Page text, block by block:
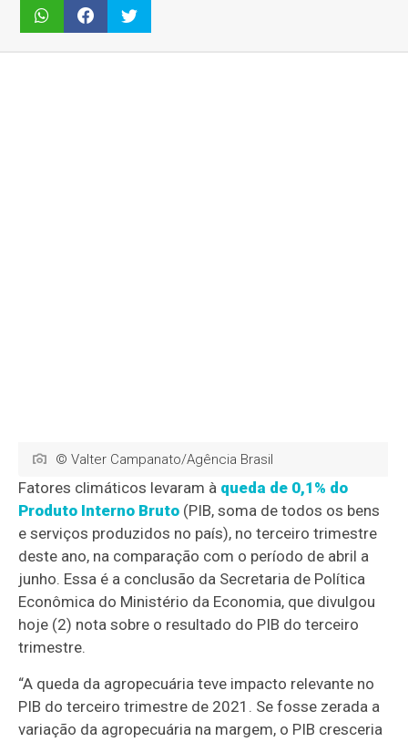
© Valter Campanato/Agência Brasil
Fatores climáticos levaram à queda de 0,1% do
Produto Interno Bruto (PIB, soma de todos os bens
e serviços produzidos no país), no terceiro trimestre
deste ano, na comparação com o período de abril a
junho. Essa é a conclusão da Secretaria de Política
Econômica do Ministério da Economia, que divulgou
hoje (2) nota sobre o resultado do PIB do terceiro
trimestre.
“A queda da agropecuária teve impacto relevante no
PIB do terceiro trimestre de 2021. Se fosse zerada a
variação da agropecuária na margem, o PIB cresceria